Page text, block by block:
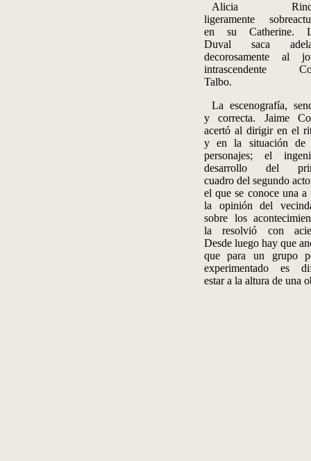
Alicia
ligeramente
en su Catherine.
Duval saca
decorosamente al
intrascendente
Talbo.
La escenografía,
y correcta. Jaime
acertó al dirigir en el
y en la situación de
personajes; el
desarrollo del
cuadro del segundo
el que se conoce una a
la opinión del
sobre los
la resolvió con
Desde luego hay que
que para un grupo
experimentado es
estar a la altura de una